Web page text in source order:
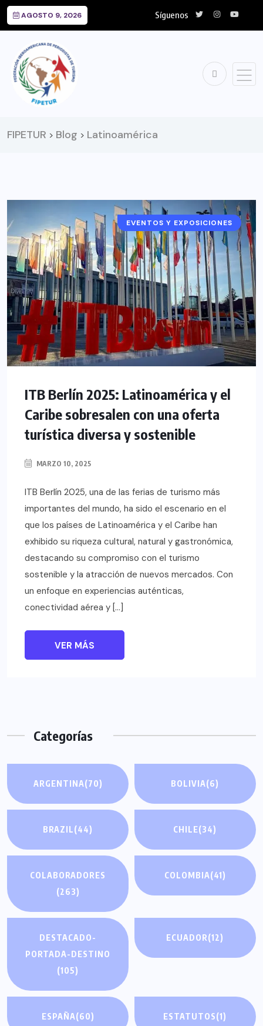
AGOSTO 9, 2026 Síguenos
FIPETUR > Blog > Latinoamérica
EVENTOS Y EXPOSICIONES
ITB Berlín 2025: Latinoamérica y el
Caribe sobresalen con una oferta
turística diversa y sostenible
MARZO 10, 2025
ITB Berlín 2025, una de las ferias de turismo más
importantes del mundo, ha sido el escenario en el
que los países de Latinoamérica y el Caribe han
exhibido su riqueza cultural, natural y gastronómica,
destacando su compromiso con el turismo
sostenible y la atracción de nuevos mercados. Con
un enfoque en experiencias auténticas,
conectividad aérea y […]
VER MÁS
Categorías
ARGENTINA(70) BOLIVIA(6)
BRAZIL(44) CHILE(34)
COLABORADORES
(263)
COLOMBIA(41)
DESTACADO-
PORTADA-DESTINO
(105)
ECUADOR(12)
ESPAÑA(60) ESTATUTOS(1)